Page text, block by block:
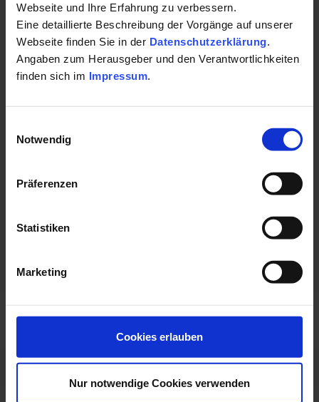
Webseite und Ihre Erfahrung zu verbessern.
Eine detaillierte Beschreibung der Vorgänge auf unserer
Webseite finden Sie in der Datenschutzerklärung
Angaben zum Herausgeber und den Verantwortlichkeiten
finden sich im Impressum
Notwendig
Präferenzen
Statistiken
Marketing
Cookies erlauben
Nur notwendige Cookies verwenden
Telefon:
+4985327960
E-Mail:
info@fachklinik-sankt-lukas.de
Website: